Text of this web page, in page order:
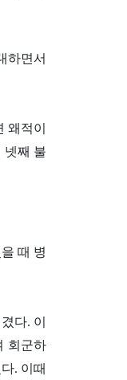
하면서
적이
넷째 불
때 병
다. 이
회군하
. 이때